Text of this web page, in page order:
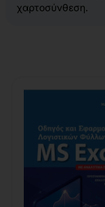
χαρτοσύνθεση.